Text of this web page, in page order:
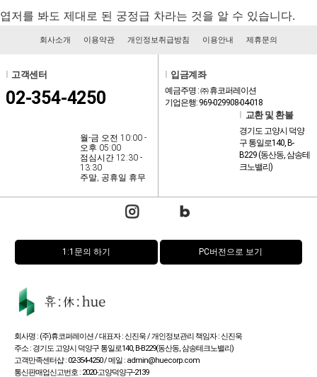
엽저를 봐도 제대로 된 궁정급 차라는 것을 알 수 있습니다.
회사소개 이용약관 개인정보취급방침 이용안내 제휴문의
고객센터
02-354-4250
월-금 오전 10:00 -
오후 05:00
점심시간 12:30 -
13:30
주말, 공휴일 휴무
입금계좌
예금주명 : ㈜ 휴코퍼레이션
기업은행: 969-029908-04-018
교환 및 환불
경기도 고양시 덕양
구 통일로140, B-
B229 (동산동, 삼송테
크노밸리)
1:1문의 하기 PC버전으로 보기
회사명 : (주)휴코퍼레이션 / 대표자 : 신진욱 / 개인정보관리 책임자 : 신진욱
주소 : 경기도 고양시 덕양구 통일로140, B-B229(동산동, 삼송테크노밸리)
고객만족센터샵 : 02-354-4250 / 메일 : admin@huecorp.com
통신판매업신고번호 : 2020-고양덕양구-2139